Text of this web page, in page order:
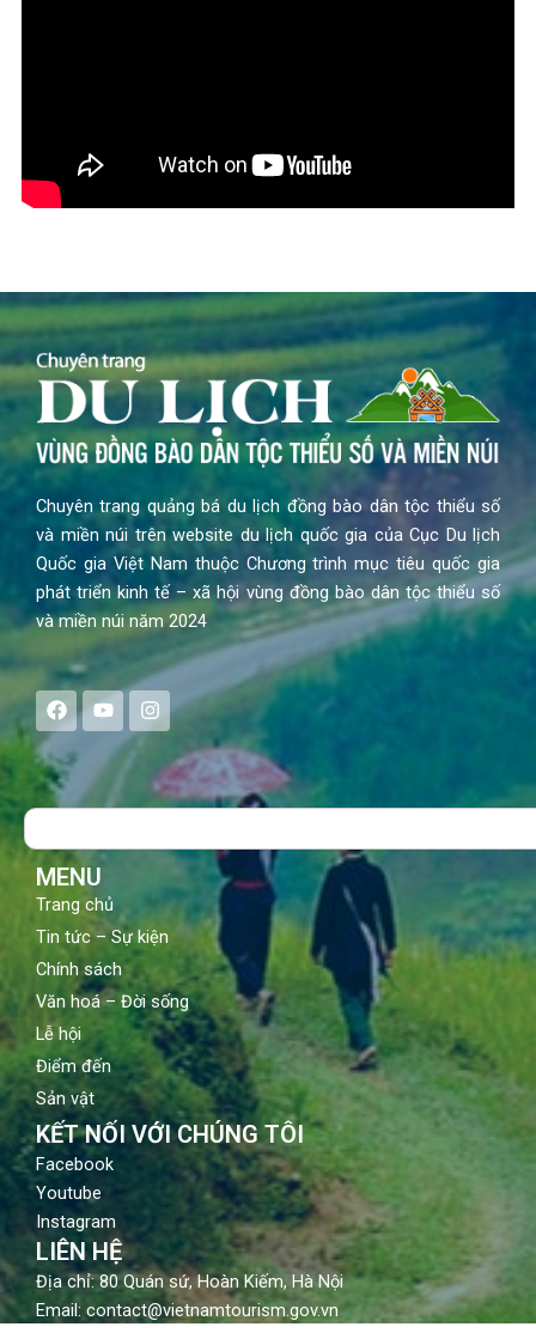
Chuyên trang quảng bá du lịch đồng bào dân tộc thiểu số
và miền núi trên website du lịch quốc gia của Cục Du lịch
Quốc gia Việt Nam thuộc Chương trình mục tiêu quốc gia
phát triển kinh tế – xã hội vùng đồng bào dân tộc thiểu số
và miền núi năm 2024
F
a
c
e
b
o
Y
o
u
t
u
b
I
n
s
a
g
Search
MENU
Trang chủ
Tin tức – Sự kiện
Chính sách
Văn hoá – Đời sống
Lễ hội
Điểm đến
Sản vật
KẾT NỐI VỚI CHÚNG TÔI
Facebook
Youtube
Instagram
LIÊN HỆ
Địa chỉ: 80 Quán sứ, Hoàn Kiếm, Hà Nội
Email: contact@vietnamtourism.gov.vn